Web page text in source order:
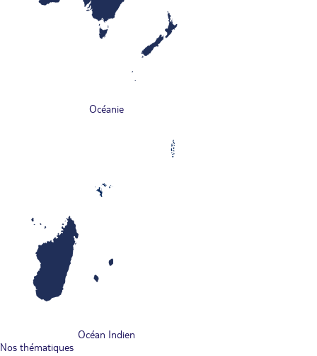
Océanie
Océan Indien
Nos thématiques